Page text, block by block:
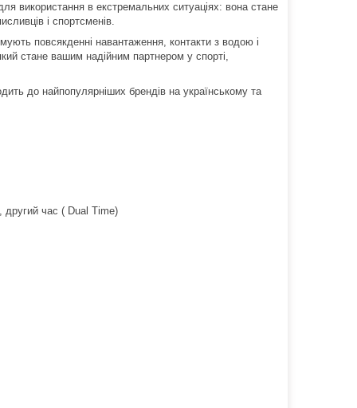
використання в екстремальних ситуаціях: вона стане
і спортсменів.
повсякденні навантаження, контакти з водою і
стане вашим надійним партнером у спорті,
до найпопулярніших брендів на українському та
другий час ( Dual Time)